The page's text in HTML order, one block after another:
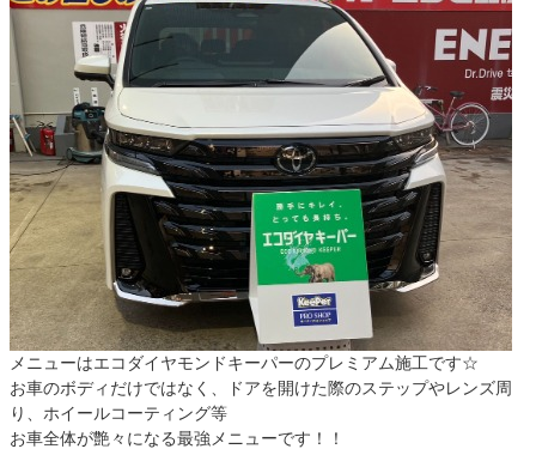
メニューはエコダイヤモンドキーパーのプレミアム施工です☆
お車のボディだけではなく、ドアを開けた際のステップやレンズ周
り、ホイールコーティング等
お車全体が艶々になる最強メニューです！！